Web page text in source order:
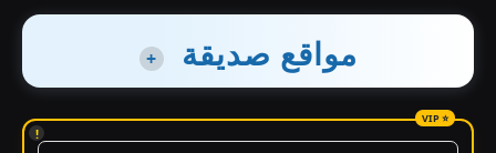
مواقع صديقة +
!